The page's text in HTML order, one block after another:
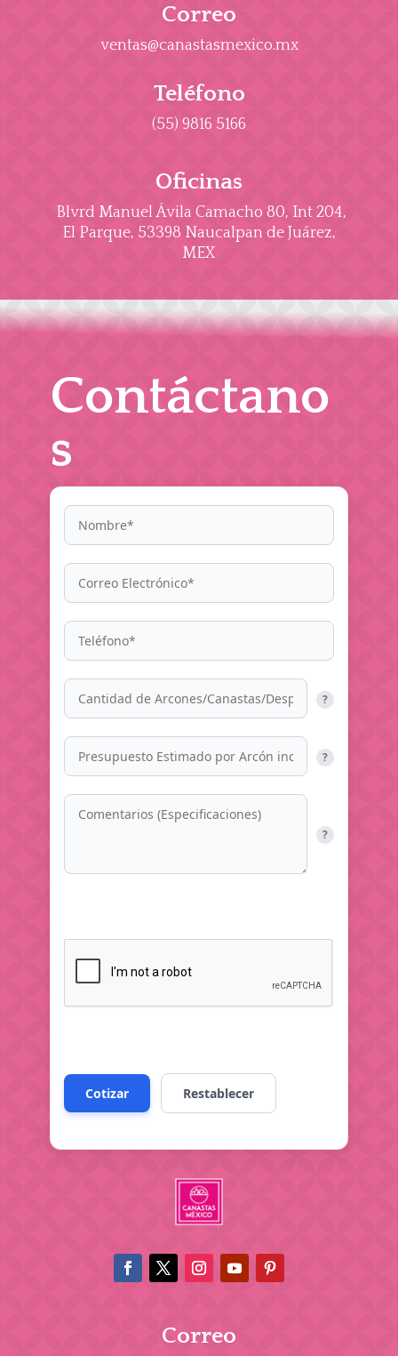
Correo
ventas@canastasmexico.mx
Teléfono
(55) 9816 5166
Oficinas
Blvrd Manuel Ávila Camacho 80, Int 204,
El Parque, 53398 Naucalpan de Juárez,
MEX
Contáctano
s
?
?
?
Correo